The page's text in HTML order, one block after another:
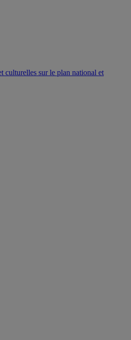
culturelles sur le plan national et